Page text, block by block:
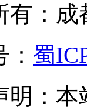
有：成
蜀
明：本